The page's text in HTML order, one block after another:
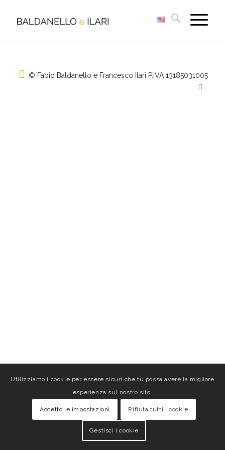
© Fabio Baldanello e Francesco Ilari P.IVA 13185031005
Utilizziamo i cookie per essere sicuri che tu possa avere la migliore
esperienza sul nostro sito.
Accetto le impostazioni Rifiuta tutti i cookie
Gestisci i cookie